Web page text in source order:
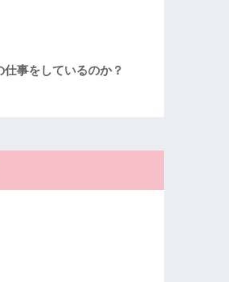
仕事をしているのか？